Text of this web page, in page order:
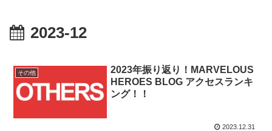
2023-12
その他
2023年振り返り！MARVELOUS
HEROES BLOG アクセスランキ
ング！！
2023.12.31